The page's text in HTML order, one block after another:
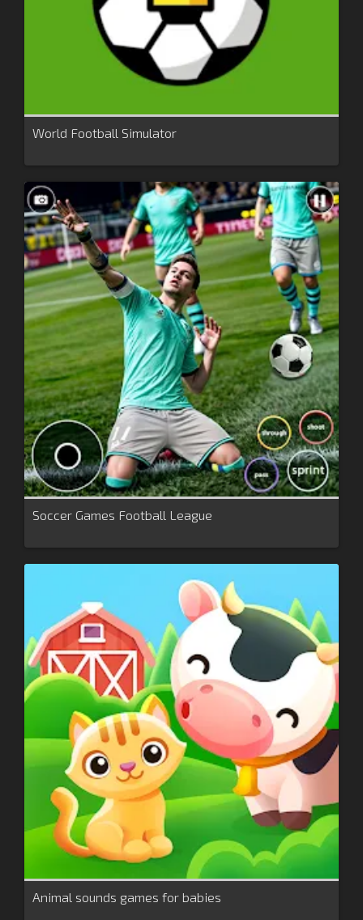
World Football Simulator
Soccer Games Football League
Animal sounds games for babies